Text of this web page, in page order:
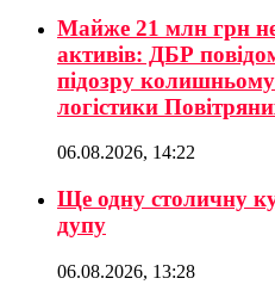
Майже 21 млн грн
активів: ДБР
підозру
логістики
06.08.2026, 14:22
Ще одну столичну
дупу
06.08.2026, 13:28